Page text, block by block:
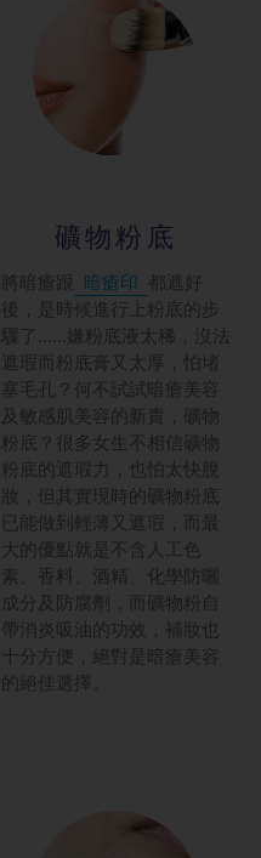
礦物粉底
將暗瘡跟 暗瘡印
都遮好
後，是時候進行上粉底的步
驟了......嫌粉底液太稀，沒法
遮瑕而粉底膏又太厚，怕堵
塞毛孔？何不試試暗瘡美容
及敏感肌美容的新貴，礦物
粉底？很多女生不相信礦物
粉底的遮瑕力，也怕太快脫
妝，但其實現時的礦物粉底
已能做到輕薄又遮瑕，而最
大的優點就是不含人工色
素、香料、酒精、化學防曬
成分及防腐劑，而礦物粉自
帶消炎吸油的功效，補妝也
十分方便，絕對是暗瘡美容
的絕佳選擇。